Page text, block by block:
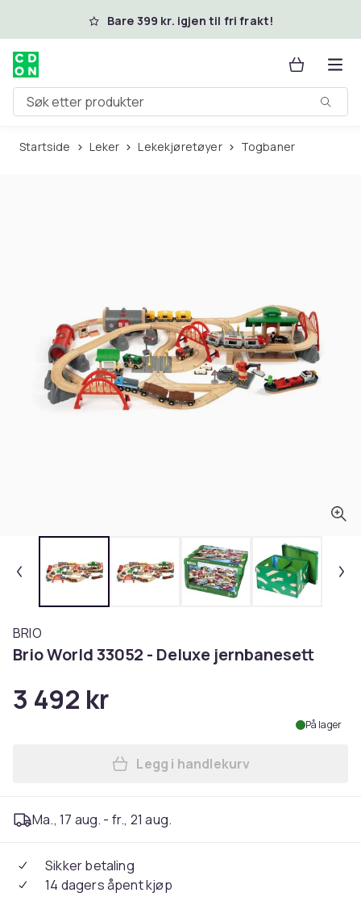
Hopp til hovedinnholdBare 399 kr. igjen til fri frakt!
Søk etter produkter
Startside Leker Lekekjøretøyer Togbaner
BRIO
Brio World 33052 - Deluxe jernbanesett
3 492 kr
På lager
Legg Brio World 33052 -
Legg i handlekurv
Ma., 17 aug. - fr., 21 aug.
Sikker betaling
14 dagers åpent kjøp